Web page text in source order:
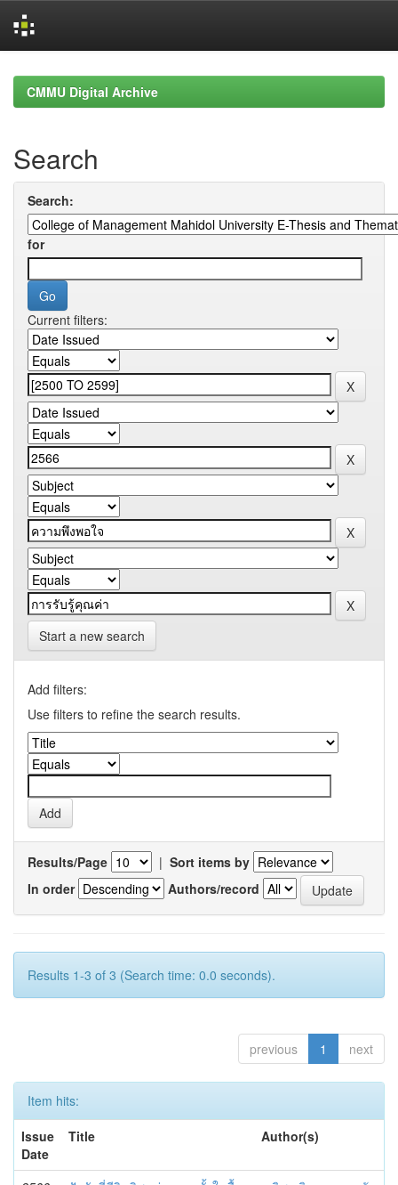
navigationCMMU Digital Archive
Search
Search:
for
Current filters:
Start a new search
Add filters:
Use filters to refine the search results.
Results/Page | Sort items by
In order
Authors/record
Results 1-3 of 3 (Search time: 0.0 seconds).
previous 1 next
Item hits:
Issue
Date
Title Author(s)